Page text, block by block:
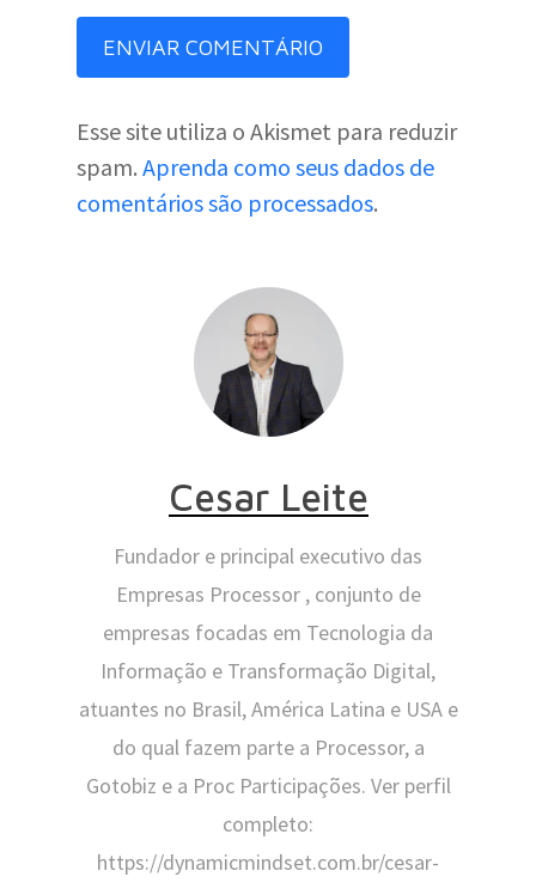
Esse site utiliza o Akismet para reduzir
spam. Aprenda como seus dados de
comentários são processados.
Cesar Leite
Fundador e principal executivo das
Empresas Processor , conjunto de
empresas focadas em Tecnologia da
Informação e Transformação Digital,
atuantes no Brasil, América Latina e USA e
do qual fazem parte a Processor, a
Gotobiz e a Proc Participações. Ver perfil
completo:
https://dynamicmindset.com.br/cesar-